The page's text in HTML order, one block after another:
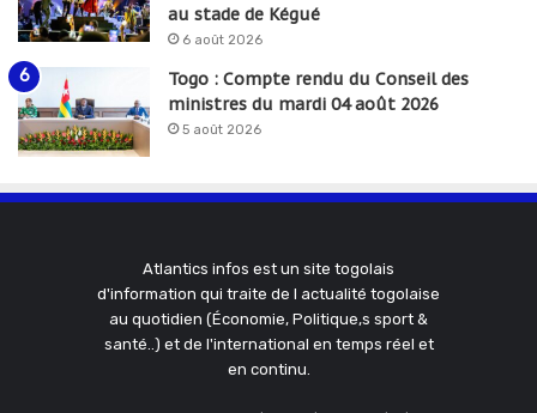
au stade de Kégué
6 août 2026
Togo : Compte rendu du Conseil des
ministres du mardi 04 août 2026
5 août 2026
Atlantics infos est un site togolais
d'information qui traite de l actualité togolaise
au quotidien (Économie, Politique,s sport &
santé..) et de l'international en temps réel et
en continu.